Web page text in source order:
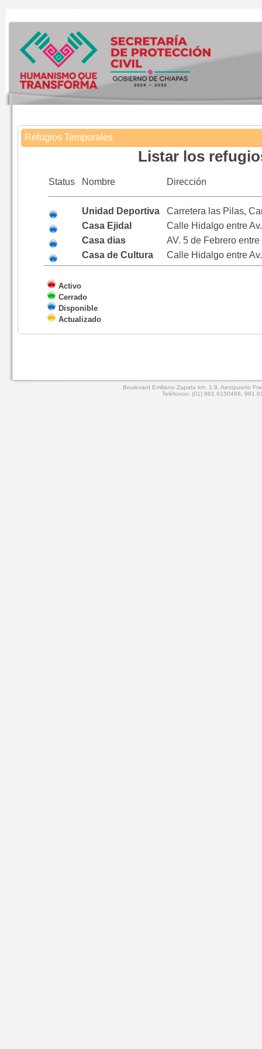
Refugios Temporales
Listar los
Status Nombre Dirección
Unidad Deportiva
Carretera las Pilas,
Casa Ejidal
Calle Hidalgo entre
Casa dias
AV. 5 de Febrero
Casa de Cultura
Calle Hidalgo entre
Activo
Cerrado
Disponible
Actualizado
Boulevard Emiliano Zapata km. 1.9, Aeropuerto
Teléfonos: (01) 961 6150466, 961